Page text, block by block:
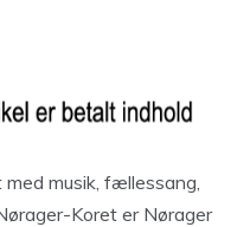
musik, fællessang,
Koret er Nørager